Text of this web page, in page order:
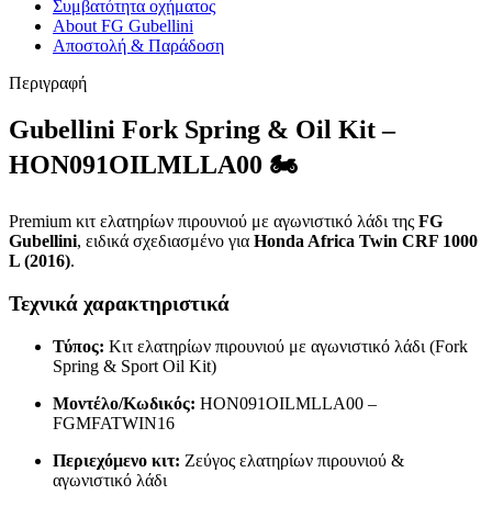
Συμβατότητα οχήματος
About FG Gubellini
Αποστολή & Παράδοση
Περιγραφή
Gubellini Fork Spring & Oil Kit –
HON091OILMLLA00 🏍️
Premium κιτ ελατηρίων πιρουνιού με αγωνιστικό λάδι της FG
Gubellini, ειδικά σχεδιασμένο για Honda Africa Twin CRF 1000
L (2016).
Τεχνικά χαρακτηριστικά
Τύπος: Κιτ ελατηρίων πιρουνιού με αγωνιστικό λάδι (Fork
Spring & Sport Oil Kit)
Μοντέλο/Κωδικός: HON091OILMLLA00 –
FGMFATWIN16
Περιεχόμενο κιτ: Ζεύγος ελατηρίων πιρουνιού &
αγωνιστικό λάδι